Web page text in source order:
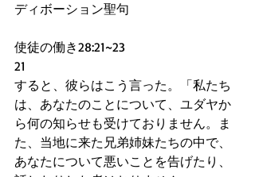
ディボーション聖句
使徒の働き28:21~23
21
すると、彼らはこう言った。「私たち
は、あなたのことについて、ユダヤか
ら何の知らせも受けておりません。ま
た、当地に来た兄弟姉妹たちの中で、
あなたについて悪いことを告げたり、